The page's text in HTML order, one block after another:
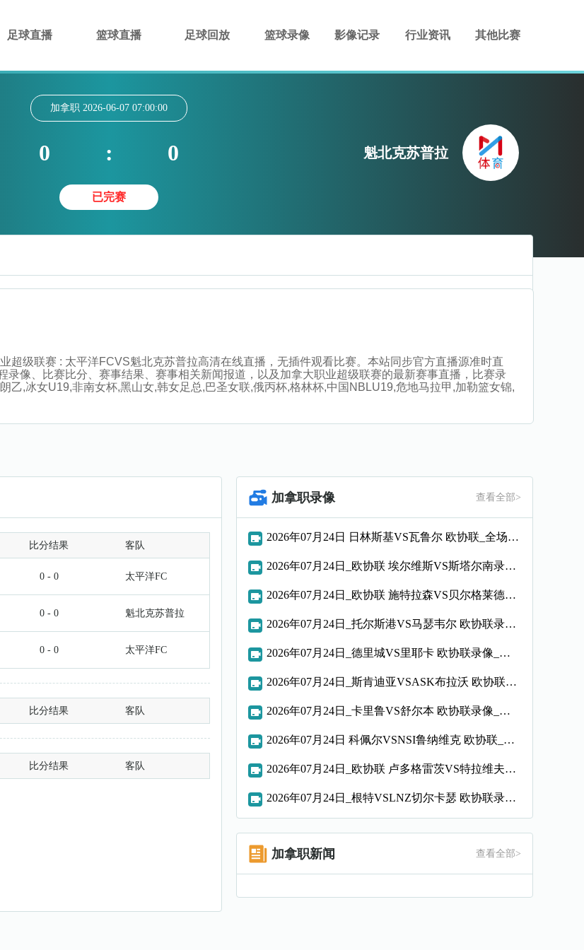
足球直播 篮球直播 足球回放 篮球录像 影像记录 行业资讯 其他比赛
加拿职 2026-06-07 07:00:00
0 : 0
已完赛
魁北克苏普拉
超级联赛 : 太平洋FCVS魁北克苏普拉高清在线直播，无插件观看比赛。本站同步官方直播源准时直
像、比赛比分、赛事结果、赛事相关新闻报道，以及加拿大职业超级联赛的最新赛事直播，比赛录
乙,冰女U19,非南女杯,黑山女,韩女足总,巴圣女联,俄丙杯,格林杯,中国NBLU19,危地马拉甲,加勒篮女锦,
比分结果 客队
0 - 0 太平洋FC
0 - 0 魁北克苏普拉
0 - 0 太平洋FC
比分结果 客队
比分结果 客队
加拿职录像 查看全部>
2026年07月24日 日林斯基VS瓦鲁尔 欧协联_全场录像【全场回放】
2026年07月24日_欧协联 埃尔维斯VS斯塔尔南录像_全场录像【全场回放】
2026年07月24日_欧协联 施特拉森VS贝尔格莱德游击录像_高清录像【全场回放】
2026年07月24日_托尔斯港VS马瑟韦尔 欧协联录像_高清录像【全场回放】
2026年07月24日_德里城VS里耶卡 欧协联录像_全场录像【全场回放】
2026年07月24日_斯肯迪亚VSASK布拉沃 欧协联录像_全场录像【全场回放】
2026年07月24日_卡里鲁VS舒尔本 欧协联录像_全场录像【高清回放】
2026年07月24日 科佩尔VSNSI鲁纳维克 欧协联_全场录像【全场回放】
2026年07月24日_欧协联 卢多格雷茨VS特拉维夫夏普尔录像_全场录像【全场回放】
2026年07月24日_根特VSLNZ切尔卡瑟 欧协联录像_全场录像【高清回放】
加拿职新闻 查看全部>